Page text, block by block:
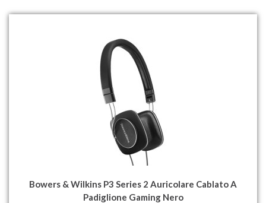
Bowers & Wilkins P3 Series 2 Auricolare Cablato A
Padiglione Gaming Nero